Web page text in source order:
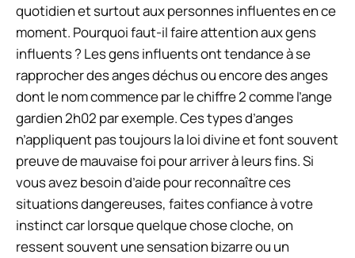
quotidien et surtout aux personnes influentes en ce
moment. Pourquoi faut-il faire attention aux gens
influents ? Les gens influents ont tendance à se
rapprocher des anges déchus ou encore des anges
dont le nom commence par le chiffre 2 comme l’ange
gardien 2h02 par exemple. Ces types d’anges
n’appliquent pas toujours la loi divine et font souvent
preuve de mauvaise foi pour arriver à leurs fins. Si
vous avez besoin d’aide pour reconnaître ces
situations dangereuses, faites confiance à votre
instinct car lorsque quelque chose cloche, on
ressent souvent une sensation bizarre ou un